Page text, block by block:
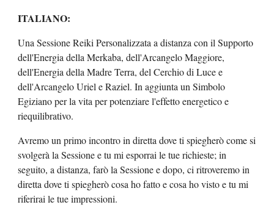
ITALIANO:
Una Sessione Reiki Personalizzata a distanza con il Supporto
dell'Energia della Merkaba, dell'Arcangelo Maggiore,
dell'Energia della Madre Terra, del Cerchio di Luce e
dell'Arcangelo Uriel e Raziel. In aggiunta un Simbolo
Egiziano per la vita per potenziare l'effetto energetico e
riequilibrativo.
Avremo un primo incontro in diretta dove ti spiegherò come si
svolgerà la Sessione e tu mi esporrai le tue richieste; in
seguito, a distanza, farò la Sessione e dopo, ci ritroveremo in
diretta dove ti spiegherò cosa ho fatto e cosa ho visto e tu mi
riferirai le tue impressioni.